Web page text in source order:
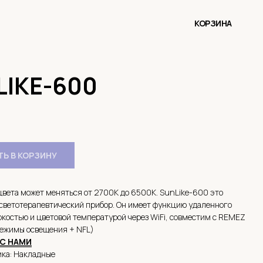
КОРЗИНА
600
В КОРЗИНУ
может меняться от 2700К до 6500К. SunLike-600 это
прибор. Он имеет функцию удаленного
и цветовой температурой через WiFi, совместим с REMEZ
освещения + NFL)
НАМИ
Накладные